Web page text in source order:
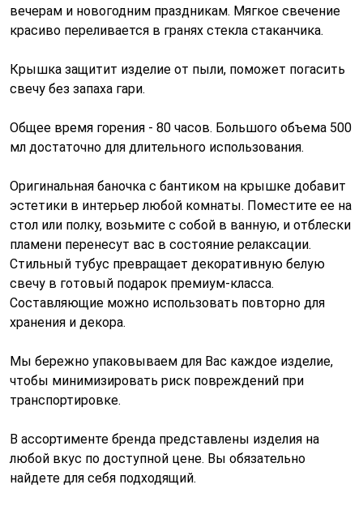
вечерам и новогодним праздникам. Мягкое свечение
красиво переливается в гранях стекла стаканчика.
Крышка защитит изделие от пыли, поможет погасить
свечу без запаха гари.
Общее время горения - 80 часов. Большого объема 500
мл достаточно для длительного использования.
Оригинальная баночка с бантиком на крышке добавит
эстетики в интерьер любой комнаты. Поместите ее на
стол или полку, возьмите с собой в ванную, и отблески
пламени перенесут вас в состояние релаксации.
Стильный тубус превращает декоративную белую
свечу в готовый подарок премиум-класса.
Составляющие можно использовать повторно для
хранения и декора.
Мы бережно упаковываем для Вас каждое изделие,
чтобы минимизировать риск повреждений при
транспортировке.
В ассортименте бренда представлены изделия на
любой вкус по доступной цене. Вы обязательно
найдете для себя подходящий.